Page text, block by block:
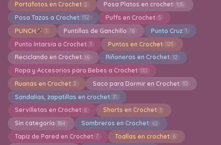
Portafotos en Crochet 2 Posa Platos en crochet 105
Posa Tazas a Crochet 132 Puffs en Crochet 5
PUNCH 1 Puntillas de Ganchillo 16 Punto Cruz 1
Punto Intarsia a Crochet 3 Puntos en Crochet 125
Reciclando en Crochet 16 Riñoneras en Crochet 12
Ropa y Accesorios para Bebes a Crochet 110
Ruanas en Crochet 2 Saco para Dormir en Crochet 10
Sandalias, zapatillas en crochet 31
Servilletas en Crochet 6 Shorts en Crochet 1
Sin categoría 384 Sombreros en Crochet 62
Tapiz de Pared en Crochet 7 Toallas en crochet 6